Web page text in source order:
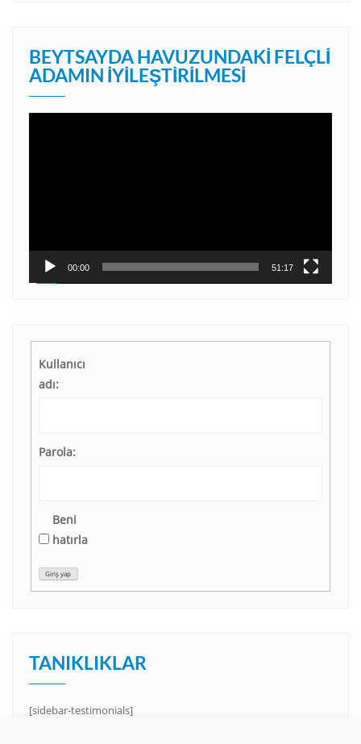
BEYTSAYDA HAVUZUNDAKI FELÇLI
ADAMIN İYILEŞTIRILMESI
00:00 51:17
Kullanıcı
adı:
Parola:
Beni
hatırla
Giriş yap
TANIKLIKLAR
[sidebar-testimonials]